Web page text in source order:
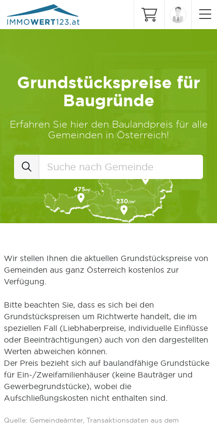
Grundstückspreise für
Baugründe
Erfahren Sie hier den Baulandpreis für alle
Gemeinden in Österreich!
Wir stellen Ihnen die aktuellen Grundstückspreise von
Gemeinden aus ganz Österreich kostenlos zur
Verfügung.
Bitte beachten Sie, dass es sich bei den
Grundstückspreisen um Richtwerte handelt, die im
speziellen Fall (Liebhaberpreise, individuelle Einflüsse
oder Beeinträchtigungen) auch von den dargestellten
Werten abweichen können.
Der Preis bezieht sich auf baulandfähige Grundstücke
für Ein-/Zweifamilienhäuser (keine Bauträger und
Gewerbegrundstücke), wobei die
Aufschließungskosten nicht enthalten sind.
Quelle: Gemeindeämter, Transaktionsdaten aus dem